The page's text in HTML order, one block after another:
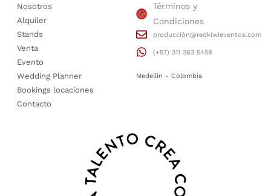
Nosotros
Alquiler
Stands
Venta
Evento
Wedding Planner
Bookings locaciones
Contacto
Términos y
Condiciones
producción@redkiwieventos.com
(+57) 311 383 5458
Medellin - Colombia